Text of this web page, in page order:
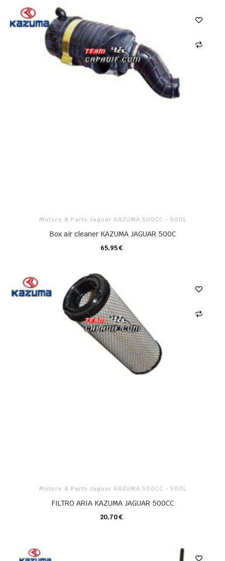
Motore & Parts Jaguar KAZUMA 500CC - 500L
Box air cleaner KAZUMA JAGUAR 500C
65,95 €
CARRELLO
Motore & Parts Jaguar KAZUMA 500CC - 500L
FILTRO ARIA KAZUMA JAGUAR 500CC
20,70 €
CARRELLO